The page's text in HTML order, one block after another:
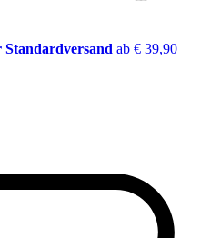
Standardversand ab € 39,90